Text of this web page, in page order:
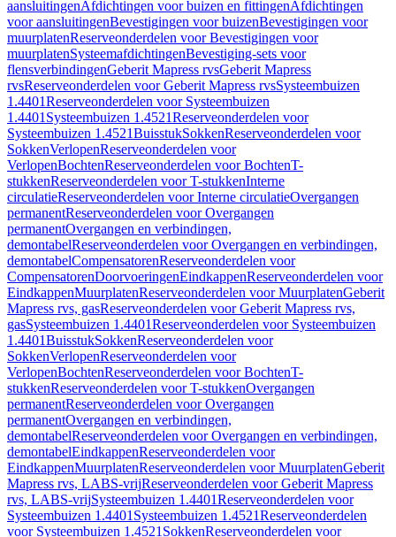
aansluitingenAfdichtingen voor buizen en fittingenAfdichtingen
voor aansluitingenBevestigingen voor buizenBevestigingen voor
muurplatenReserveonderdelen voor Bevestigingen voor
muurplatenSysteemafdichtingenBevestiging-sets voor
flensverbindingenGeberit Mapress rvsGeberit Mapress
rvsReserveonderdelen voor Geberit Mapress rvsSysteembuizen
1.4401Reserveonderdelen voor Systeembuizen
1.4401 Systeembuizen 1.4521Reserveonderdelen voor
Systeembuizen 1.4521BuisstukSokkenReserveonderdelen voor
SokkenVerlopenReserveonderdelen voor
VerlopenBochtenReserveonderdelen voor BochtenT-
stukkenReserveonderdelen voor T-stukkenInterne
circulatieReserveonderdelen voor Interne circulatieOvergangen
permanentReserveonderdelen voor Overgangen
permanentOvergangen en verbindingen,
demontabelReserveonderdelen voor Overgangen en verbindingen,
demontabelCompensatorenReserveonderdelen voor
CompensatorenDoorvoeringenEindkappenReserveonderdelen voor
EindkappenMuurplatenReserveonderdelen voor MuurplatenGeberit
Mapress rvs, gasReserveonderdelen voor Geberit Mapress rvs,
gasSysteembuizen 1.4401Reserveonderdelen voor Systeembuizen
1.4401BuisstukSokkenReserveonderdelen voor
SokkenVerlopenReserveonderdelen voor
VerlopenBochtenReserveonderdelen voor BochtenT-
stukkenReserveonderdelen voor T-stukkenOvergangen
permanentReserveonderdelen voor Overgangen
permanentOvergangen en verbindingen,
demontabelReserveonderdelen voor Overgangen en verbindingen,
demontabelEindkappenReserveonderdelen voor
EindkappenMuurplatenReserveonderdelen voor MuurplatenGeberit
Mapress rvs, LABS-vrijReserveonderdelen voor Geberit Mapress
rvs, LABS-vrijSysteembuizen 1.4401Reserveonderdelen voor
Systeembuizen 1.4401 Systeembuizen 1.4521Reserveonderdelen
voor Systeembuizen 1.4521 SokkenReserveonderdelen voor